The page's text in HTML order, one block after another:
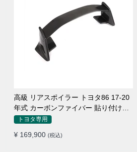
高級 リアスポイラー トヨタ86 17-20
年式 カーボンファイバー 貼り付け装
着トヨタ専用
¥ 169,900 (税込)